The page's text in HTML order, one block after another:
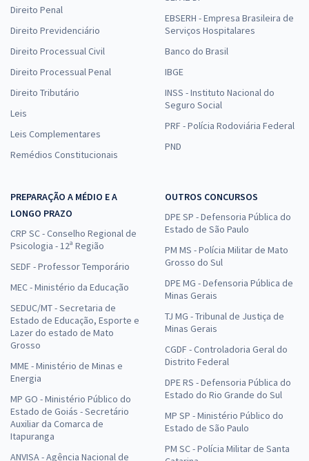
A grande vantagem é que ele oferece cursos online,
permitindo que você faça o seu próprio planejamento de
estudos. Assim, sem sair de casa ou onde quer que esteja, você
consegue acessar o vasto conteúdo proporcionado em sua
plataforma. Perfeito para quem está em busca de uma
maneira rápida, prática e econômica de estudar.
Veja todas as facilidades que o Gran oferece e prepare-se para
os concursos da Vunesp e das principais bancas
organizadoras do Brasil!
Direito Penal
Direito Previdenciário
Direito Processual Civil
Direito Processual Penal
Direito Tributário
Leis
Leis Complementares
Remédios Constitucionais
EBSERH - Empresa Brasileira de
Serviços Hospitalares
Banco do Brasil
IBGE
INSS - Instituto Nacional do
Seguro Social
PRF - Polícia Rodoviária Federal
PND
PREPARAÇÃO A MÉDIO E A
LONGO PRAZO
CRP SC - Conselho Regional de
Psicologia - 12ª Região
SEDF - Professor Temporário
MEC - Ministério da Educação
SEDUC/MT - Secretaria de
Estado de Educação, Esporte e
Lazer do estado de Mato
Grosso
MME - Ministério de Minas e
Energia
MP GO - Ministério Público do
Estado de Goiás - Secretário
Auxiliar da Comarca de
Itapuranga
ANVISA - Agência Nacional de
OUTROS CONCURSOS
DPE SP - Defensoria Pública do
Estado de São Paulo
PM MS - Polícia Militar de Mato
Grosso do Sul
DPE MG - Defensoria Pública de
Minas Gerais
TJ MG - Tribunal de Justiça de
Minas Gerais
CGDF - Controladoria Geral do
Distrito Federal
DPE RS - Defensoria Pública do
Estado do Rio Grande do Sul
MP SP - Ministério Público do
Estado de São Paulo
PM SC - Polícia Militar de Santa